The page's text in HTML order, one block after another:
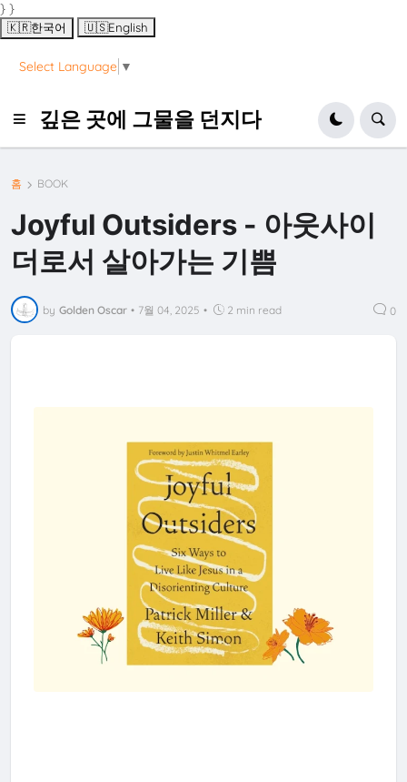
} }
🇰🇷한국어 🇺🇸English
Select Language ▼
깊은 곳에 그물을 던지다
홈 BOOK
Joyful Outsiders - 아웃사이
더로서 살아가는 기쁨
by Golden Oscar • 7월 04, 2025 • 2 min read 0